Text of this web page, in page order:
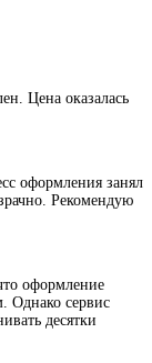
Цена оказалась
оформления занял
Рекомендую
оформление
Однако сервис
десятки